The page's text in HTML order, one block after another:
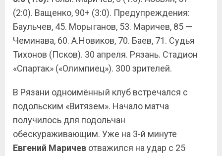
(2:0). Ващенко, 90+ (3:0). Предупреждения:
Баульчев, 45. Морыганов, 53. Маричев, 85 —
Чеминава, 60. А.Новиков, 70. Баев, 71. Судья
Тихонов (Псков). 30 апреля. Рязань. Стадион
«Спартак» («Олимпиец»). 300 зрителей.
В Рязани одноимённый клуб встречался с
подольским «Витязем». Начало матча
получилось для подольчан
обескураживающим. Уже на 3-й минуте
Евгений Маричев отважился на удар с 25